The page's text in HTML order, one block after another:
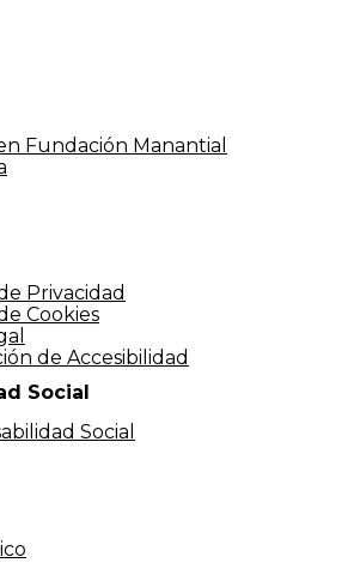
Fundación Manantial
Privacidad
Cookies
de Accesibilidad
Social
Social